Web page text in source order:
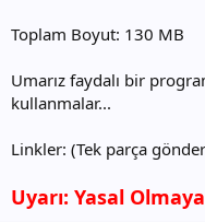
Toplam Boyut: 130 MB
Umarız faydalı bir
kullanmalar...
Linkler: (Tek parça
Uyarı: Yasal